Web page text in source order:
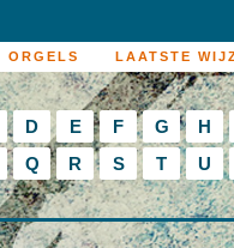
ORGELS LAATSTE
D E F G H
Q R S T U